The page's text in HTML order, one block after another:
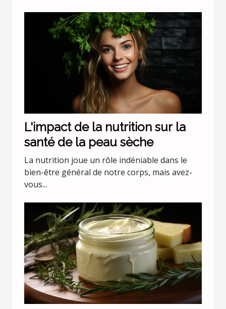
L'impact de la nutrition sur la
santé de la peau sèche
La nutrition joue un rôle indéniable dans le
bien-être général de notre corps, mais avez-
vous...